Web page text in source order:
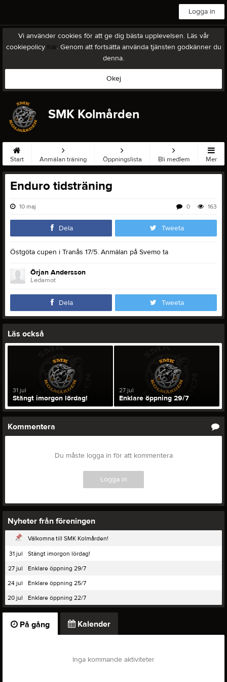
Logga in
Vi använder cookies för att ge dig bästa upplevelsen. Läs vår
cookiepolicy här. Genom att fortsätta använda tjänsten godkänner du
denna.
Okej
SMK Kolmården
Start Anmälan träning Öppningslista Bli medlem Mer
Enduro tidsträning
10 maj 163
0
Dela Tweeta
Östgöta cupen i Tranås 17/5. Anmälan på Svemo ta
Örjan Andersson
Ledamot
Dela Tweeta
Läs också
31 jul
Stängt imorgon lördag!
27 jul
Enklare öppning 29/7
Kommentera
Du måste logga in för att kommentera
Logga in
Nyheter från föreningen
Välkomna till SMK Kolmården!
31 jul
Stängt imorgon lördag!
27 jul
Enklare öppning 29/7
24 jul
Enklare öppning 25/7
20 jul
Enklare öppning 22/7
På gång Kalender
Inga kommande aktiviteter